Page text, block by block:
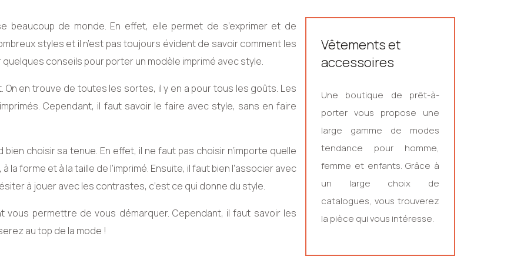
beaucoup de monde. En effet, elle permet de s’exprimer et de
styles et il n’est pas toujours évident de savoir comment les
conseils pour porter un modèle imprimé avec style.
On en trouve de toutes les sortes, il y en a pour tous les goûts. Les
Cependant, il faut savoir le faire avec style, sans en faire
choisir sa tenue. En effet, il ne faut pas choisir n’importe quelle
forme et à la taille de l’imprimé. Ensuite, il faut bien l’associer avec
à jouer avec les contrastes, c’est ce qui donne du style.
permettre de vous démarquer. Cependant, il faut savoir les
au top de la mode !
Vêtements et
accessoires
Une boutique de prêt-à-
porter vous propose une
large gamme de modes
tendance pour homme,
femme et enfants. Grâce à
un large choix de
catalogues, vous trouverez
la pièce qui vous intéresse.